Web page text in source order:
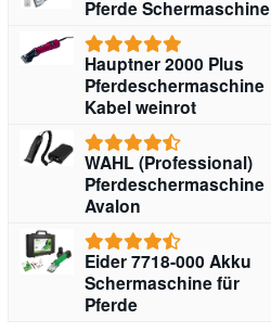
Pferde Schermaschine
Hauptner 2000 Plus
Pferdeschermaschine
Kabel weinrot
WAHL (Professional)
Pferdeschermaschine
Avalon
Eider 7718-000 Akku
Schermaschine für
Pferde